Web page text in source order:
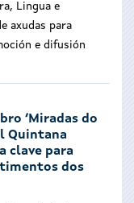
Lingua e
axudas para
e difusión
‘Miradas do
Quintana
clave para
dos